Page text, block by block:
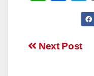
s
e
Post
Next Post